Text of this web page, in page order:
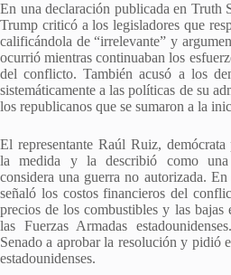
En una declaración publicada en Truth
Trump criticó a los legisladores que
calificándola de “irrelevante” y
ocurrió mientras continuaban los
del conflicto. También acusó a los
sistemáticamente a las políticas de su
los republicanos que se sumaron a la
El representante Raúl Ruiz,
la medida y la describió como
considera una guerra no autorizada.
señaló los costos financieros del
precios de los combustibles y las bajas
las Fuerzas Armadas
Senado a aprobar la resolución y pidió
estadounidenses.